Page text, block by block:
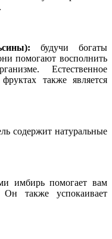
будучи богаты
помогают восполнить
Естественное
также является
содержит натуральные
имбирь помогает вам
Он также успокаивает